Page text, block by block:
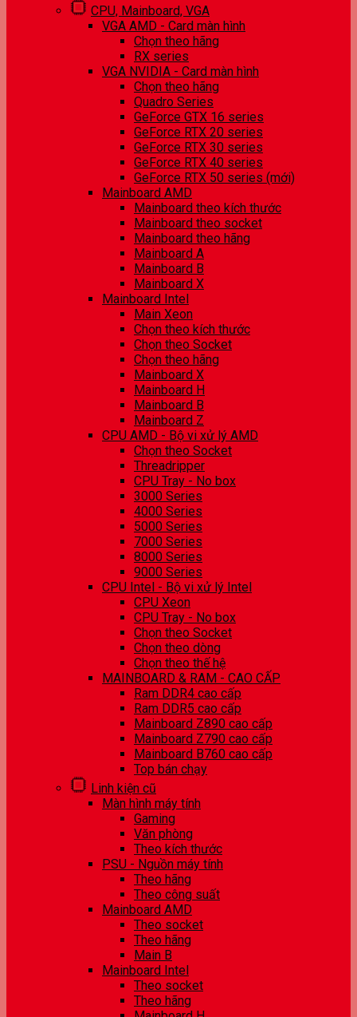
CPU, Mainboard, VGA
VGA AMD - Card màn hình
Chọn theo hãng
RX series
VGA NVIDIA - Card màn hình
Chọn theo hãng
Quadro Series
GeForce GTX 16 series
GeForce RTX 20 series
GeForce RTX 30 series
GeForce RTX 40 series
GeForce RTX 50 series (mới)
Mainboard AMD
Mainboard theo kích thước
Mainboard theo socket
Mainboard theo hãng
Mainboard A
Mainboard B
Mainboard X
Mainboard Intel
Main Xeon
Chọn theo kích thước
Chọn theo Socket
Chọn theo hãng
Mainboard X
Mainboard H
Mainboard B
Mainboard Z
CPU AMD - Bộ vi xử lý AMD
Chọn theo Socket
Threadripper
CPU Tray - No box
3000 Series
4000 Series
5000 Series
7000 Series
8000 Series
9000 Series
CPU Intel - Bộ vi xử lý Intel
CPU Xeon
CPU Tray - No box
Chọn theo Socket
Chọn theo dòng
Chọn theo thế hệ
MAINBOARD & RAM - CAO CẤP
Ram DDR4 cao cấp
Ram DDR5 cao cấp
Mainboard Z890 cao cấp
Mainboard Z790 cao cấp
Mainboard B760 cao cấp
Top bán chạy
Linh kiện cũ
Màn hình máy tính
Gaming
Văn phòng
Theo kích thước
PSU - Nguồn máy tính
Theo hãng
Theo công suất
Mainboard AMD
Theo socket
Theo hãng
Main B
Mainboard Intel
Theo socket
Theo hãng